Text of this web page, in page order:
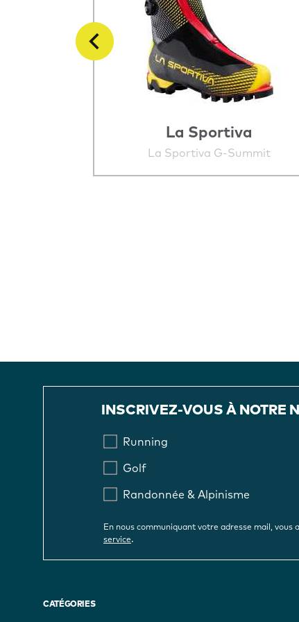
La Sportiva
La Sportiva G-Summit
INSCRIVEZ-VOUS À NOTRE
Running
Golf
Randonnée & Alpinisme
En nous communiquant votre adresse mail, vous
service.
CATÉGORIES